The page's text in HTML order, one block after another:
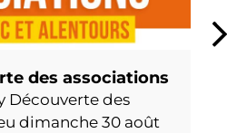
des associations
Découverte des
dimanche 30 août